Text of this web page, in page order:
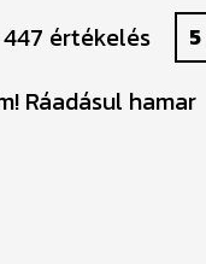
447 értékelés 5
Ráadásul hamar